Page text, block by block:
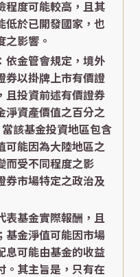
程度可能較高，且其
低於已開發國家，也
之影響。
依金管會規定，境外
券以掛牌上市有價證
且投資前述有價證券
淨資產價值之百分之
該基金投資地區包含
可能因為大陸地區之
而受不同程度之影
券市場特定之政治及
表基金實際報酬，且
基金淨值可能因市場
息可能由基金的收益
。其主旨是，只有在